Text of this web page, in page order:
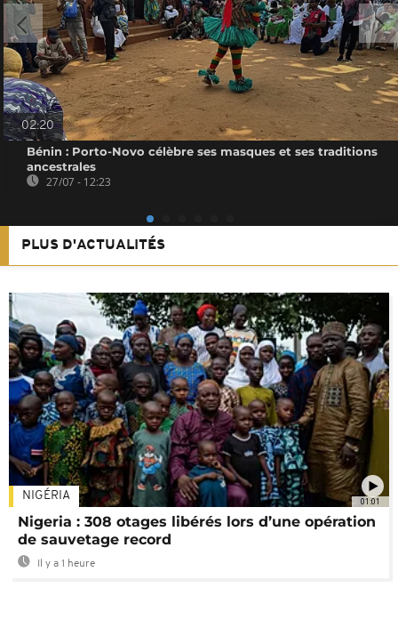
02:20
Bénin : Porto-Novo célèbre ses masques et ses traditions
ancestrales
27/07 - 12:23
PLUS D'ACTUALITÉS
01:01
NIGÉRIA
Nigeria : 308 otages libérés lors d’une opération
de sauvetage record
Il y a 1 heure